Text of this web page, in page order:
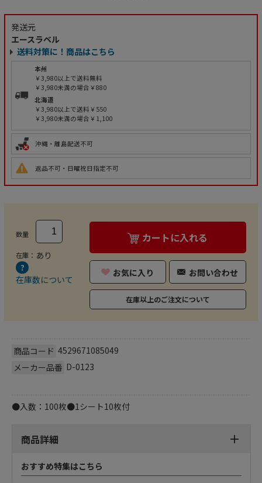
発送元
エースラベル
送料対策に！商品はこちら
本州
￥3,980以上で送料無料
￥3,980未満の場合￥880
北海道
￥3,980以上で送料￥550
￥3,980未満の場合￥1,100
沖縄・離島配送不可
返品不可・日曜祝日指定不可
数量
在庫： あり
在庫数について
カートに入れる
お気に入り お問い合わせ
在庫以上のご注文について
商品コード 4529671085049
メーカー品番 D-0123
●入数：100枚●1シート10枚付
商品詳細
おすすめ特集はこちら